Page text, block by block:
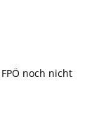
noch nicht